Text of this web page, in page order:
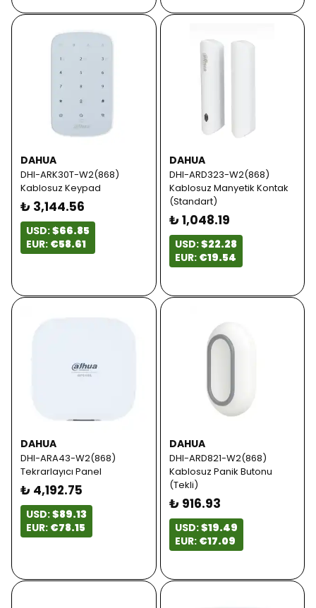
DAHUA
DHI-ARK30T-W2(868)
Kablosuz Keypad
₺ 3,144.56
USD:$66.85
EUR: €58.61
DAHUA
DHI-ARD323-W2(868)
Kablosuz Manyetik Kontak
(Standart)
₺ 1,048.19
USD:$22.28
EUR: €19.54
DAHUA
DHI-ARA43-W2(868)
Tekrarlayıcı Panel
₺ 4,192.75
USD:$89.13
EUR: €78.15
DAHUA
DHI-ARD821-W2(868)
Kablosuz Panik Butonu
(Tekli)
₺ 916.93
USD:$19.49
EUR: €17.09